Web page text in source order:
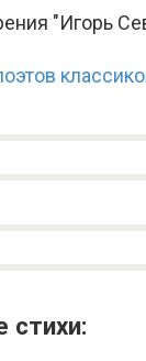
"Игорь
стихи: